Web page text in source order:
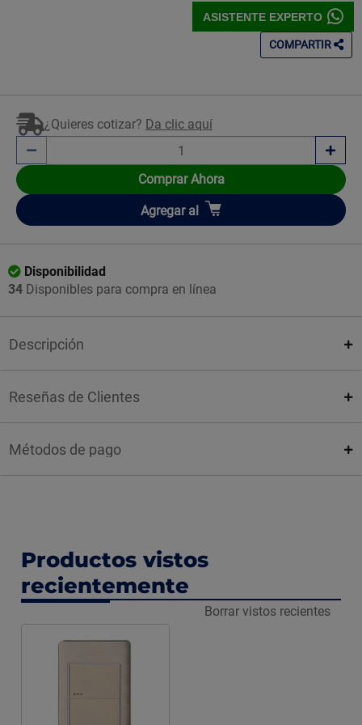
ASISTENTE EXPERTO
COMPARTIR
¿Quieres cotizar? Da clic aquí
Comprar Ahora
Añadir
Agregar al
Disponibilidad
34 Disponibles para compra en línea
Descripción
Reseñas de Clientes
Métodos de pago
Productos vistos
recientemente
Borrar vistos recientes